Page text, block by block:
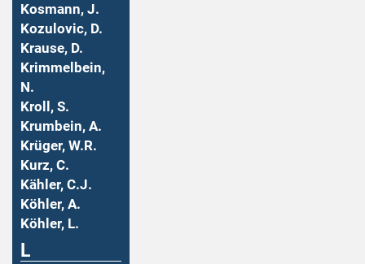
Kosmann, J.
Kozulovic, D.
Krause, D.
Krimmelbein,
N.
Kroll, S.
Krumbein, A.
Krüger, W.R.
Kurz, C.
Kähler, C.J.
Köhler, A.
Köhler, L.
L